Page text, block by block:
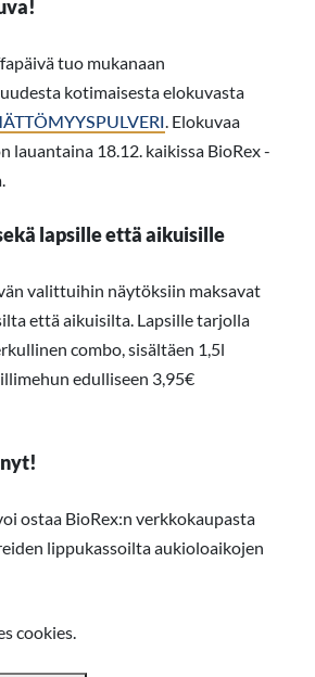
tuo mukanaan
kotimaisesta elokuvasta
. Elokuvaa
lauantaina 18.12. kaikissa BioRex -
lapsille että aikuisille
valittuihin näytöksiin maksavat
että aikuisilta. Lapsille tarjolla
combo, sisältäen 1,5l
edulliseen 3,95€
ostaa BioRex:n verkkokaupasta
lippukassoilta aukioloaikojen
cookies.